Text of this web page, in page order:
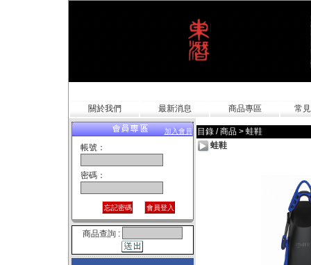
關於我們 最新消息 商品專區 常
加入會員
帳號：
密碼：
商品查詢 :
目錄 / 商品 > 蛙鞋
蛙鞋